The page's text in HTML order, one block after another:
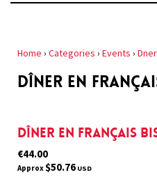
Home › Categories › Events ›
DÎNER EN
Dîner en français
€44.00
Approx$50.76 USD